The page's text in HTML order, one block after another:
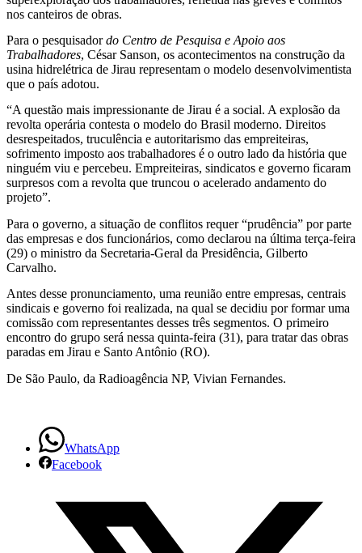
do
PAC
ilustram
modelo
de
desenvolvimento
do
Brasil
nos canteiros de obras.
Para o pesquisadordo Centro de Pesquisa e Apoio aos
Trabalhadores, César Sanson, os acontecimentos na construção da
usina hidrelétrica de Jirau representam o modelo desenvolvimentista
que o país adotou.
“A questão mais impressionante de Jirau é a social. A explosão da
revolta operária contesta o modelo do Brasil moderno. Direitos
desrespeitados, truculência e autoritarismo das empreiteiras,
sofrimento imposto aos trabalhadores é o outro lado da história que
ninguém viu e percebeu. Empreiteiras, sindicatos e governo ficaram
surpresos com a revolta que truncou o acelerado andamento do
projeto”.
Para o governo, a situação de conflitos requer “prudência” por parte
das empresas e dos funcionários, como declarou na última terça-feira
(29) o ministro da Secretaria-Geral da Presidência, Gilberto
Carvalho.
Antes desse pronunciamento, uma reunião entre empresas, centrais
sindicais e governo foi realizada, na qual se decidiu por formar uma
comissão com representantes desses três segmentos. O primeiro
encontro do grupo será nessa quinta-feira (31), para tratar das obras
paradas em Jirau e Santo Antônio (RO).
De São Paulo, da Radioagência NP, Vivian Fernandes.
WhatsApp
Facebook